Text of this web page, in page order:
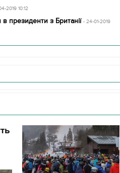
2019 10:12
президенти з Британії - 24-01-2019
11.10.2017 | 16:22